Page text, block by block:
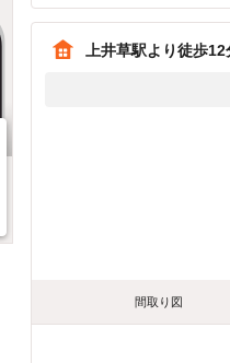
上井草駅より徒歩
間取り図